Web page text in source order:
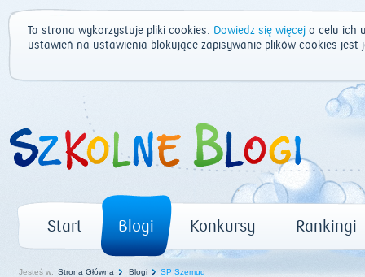
Ta strona wykorzystuje pliki cookies. Dowiedz się więcej o celu ich
ustawień na ustawienia blokujące zapisywanie plików cookies
Start Blogi Konkursy Rankingi
Jesteś w: Strona Główna Blogi SP Szemud